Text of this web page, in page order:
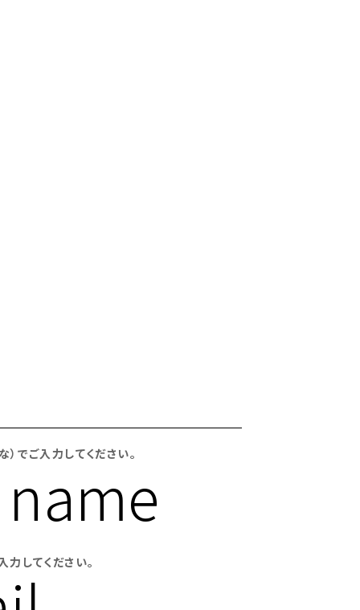
でご入力してください。
してください。